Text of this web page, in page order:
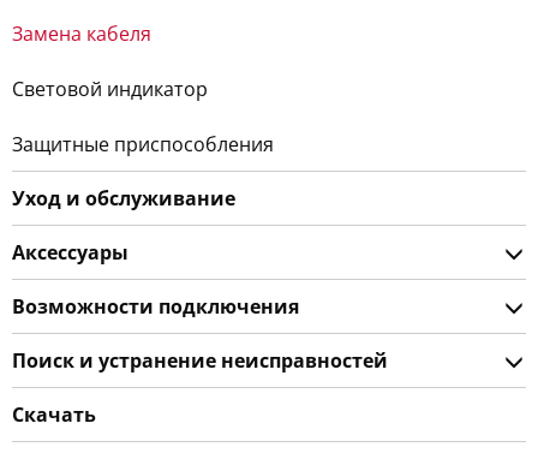
Замена кабеля
Световой индикатор
Защитные приспособления
Уход и обслуживание
Аксессуары
Возможности подключения
Поиск и устранение неисправностей
Скачать